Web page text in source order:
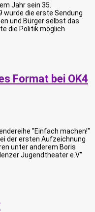
Jahr sein 35.
wurde die erste Sendung
und Bürger selbst das
die Politik möglich
Format bei OK4
"Einfach machen!"
der ersten Aufzeichnung
unter anderem Boris
Jugendtheater e.V"